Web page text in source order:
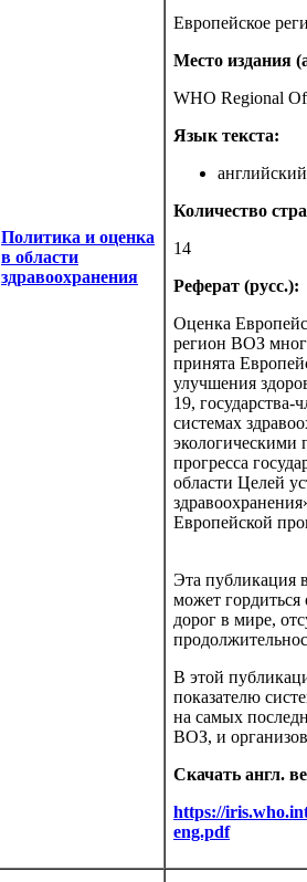
Политика и оценка
в области
здравоохранения
Европейское
Место издания
WHO Regional
Язык текста:
Количество
14
Реферат (русс.):
Оценка
регион ВОЗ
принята
улучшения
19,
системах
экологическими
прогресса
области Целей
Европейской
Эта публикация
может
дорог в мире,
В этой
показателю
на самых
ВОЗ, и
Скачать англ.
https://
eng.pdf